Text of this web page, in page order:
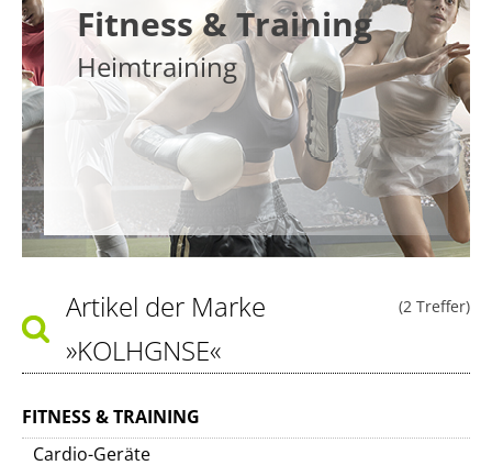
Fitness & Training
Heimtraining
(2 Treffer)
Artikel der Marke
»KOLHGNSE«
FITNESS & TRAINING
Cardio-Geräte